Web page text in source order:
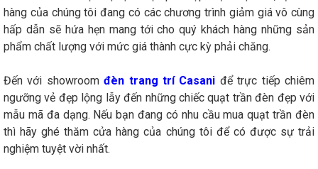
hàng của chúng tôi đang có các chương trình giảm giá vô cùng
hấp dẫn sẽ hứa hẹn mang tới cho quý khách hàng những sản
phẩm chất lượng với mức giá thành cực kỳ phải chăng.
Đến với showroomđèn trang trí Casani để trực tiếp chiêm
ngưỡng vẻ đẹp lộng lẫy đến những chiếc quạt trần đèn đẹp với
mẫu mã đa dạng. Nếu bạn đang có nhu cầu mua quạt trần đèn
thì hãy ghé thăm cửa hàng của chúng tôi để có được sự trải
nghiệm tuyệt vời nhất.